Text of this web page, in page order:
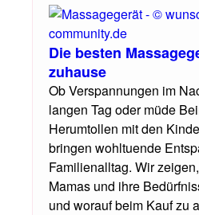
Die besten
zuhause
Ob Verspannungen im
langen Tag oder müde
Herumtollen mit den
bringen wohltuende
Familienalltag. Wir
Mamas und ihre
und worauf beim Kauf zu